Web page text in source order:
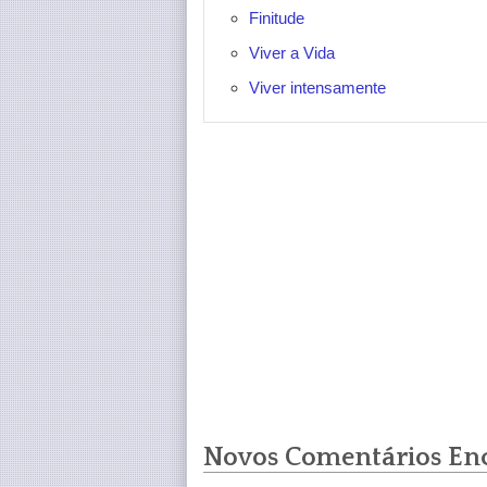
Finitude
Viver a Vida
Viver intensamente
Novos Comentários